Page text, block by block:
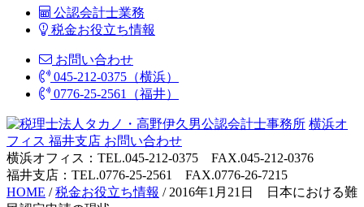
公認会計士業務
税金お役立ち情報
お問い合わせ
045-212-0375（横浜）
0776-25-2561（福井）
横浜オ
フィス 福井支店 お問い合わせ
横浜オフィス：TEL.045-212-0375 FAX.045-212-0376
福井支店：TEL.0776-25-2561 FAX.0776-26-7215
HOME /税金お役立ち情報 / 2016年1月21日 日本における難